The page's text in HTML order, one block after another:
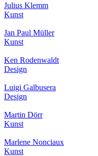
Julius Klemm
Kunst
Jan Paul Müller
Kunst
Ken Rodenwaldt
Design
Luigi Galbusera
Design
Martin Dörr
Kunst
Marlene Nonciaux
Kunst